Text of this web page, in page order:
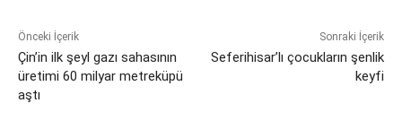
Önceki İçerik
Çin’in ilk şeyl gazı sahasının
üretimi 60 milyar metreküpü
aştı
Sonraki İçerik
Seferihisar’lı çocukların şenlik
keyfi